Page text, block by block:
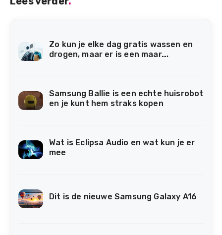
Zo kun je elke dag gratis wassen en
drogen, maar er is een maar….
Samsung Ballie is een echte huisrobot
en je kunt hem straks kopen
Wat is Eclipsa Audio en wat kun je er
mee
Dit is de nieuwe Samsung Galaxy A16